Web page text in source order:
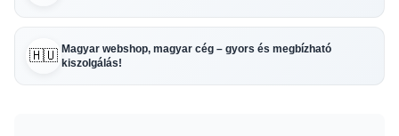
🇭🇺 Magyar webshop, magyar cég – gyors és megbízható
kiszolgálás!